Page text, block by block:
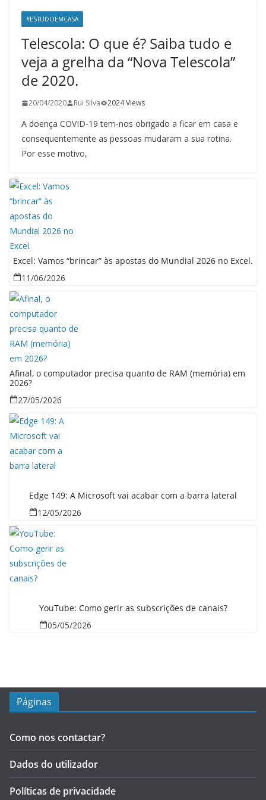
#ESTUDOEMCASA
Telescola: O que é? Saiba tudo e
veja a grelha da “Nova Telescola”
de 2020.
20/04/2020 Rui Silva 2024 Views
A doença COVID-19 tem-nos obrigado a ficar em casa e
consequentemente as pessoas mudaram a sua rotina.
Por esse motivo,
Excel: Vamos “brincar” às apostas do Mundial 2026 no Excel.
11/06/2026
Afinal, o computador precisa quanto de RAM (memória) em
2026?
27/05/2026
Edge 149: A Microsoft vai acabar com a barra lateral
12/05/2026
YouTube: Como gerir as subscrições de canais?
05/05/2026
Páginas
Como nos contactar?
Dados do utilizador
Políticas de privacidade